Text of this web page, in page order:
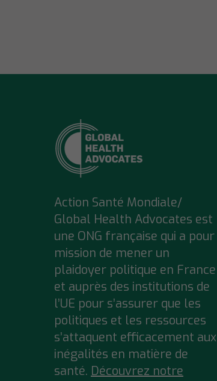
Action Santé Mondiale/
Global Health Advocates est
une ONG française qui a pour
mission de mener un
plaidoyer politique en France
et auprès des institutions de
l’UE pour s’assurer que les
politiques et les ressources
s’attaquent efficacement aux
inégalités en matière de
santé. Découvrez notre